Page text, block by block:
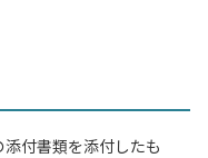
付書類を添付したも